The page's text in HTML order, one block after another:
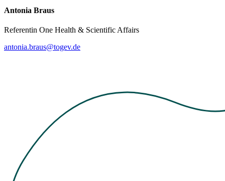
Antonia Braus
Referentin One Health & Scientific Affairs
antonia.braus@togev.de